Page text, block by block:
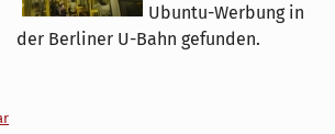
Ubuntu-Werbung in
der Berliner U-Bahn gefunden.